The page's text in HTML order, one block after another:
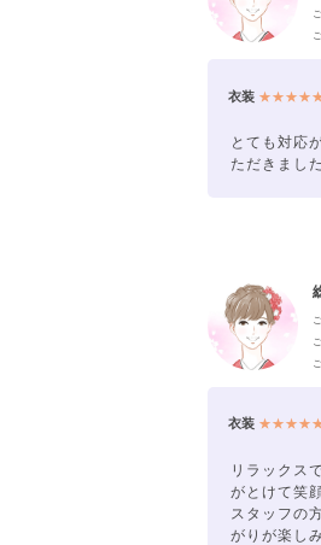
衣装
とても対応
ただきました
衣装
リラックス
がとけて笑
スタッフの
がりが楽し